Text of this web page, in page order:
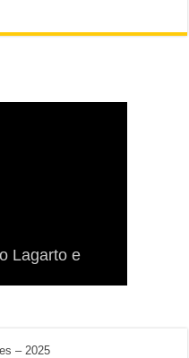
Lagarto e
e
Musical
dos
de Aventura e
– 2025